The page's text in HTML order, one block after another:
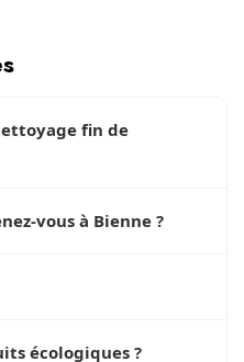
fin de
vous à Bienne ?
écologiques ?